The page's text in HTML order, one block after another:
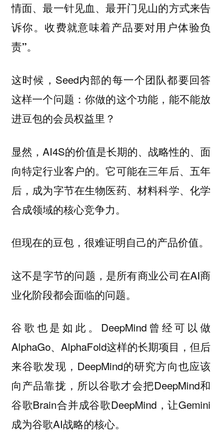
情面、最一针见血、最开门见山的方式来告
诉你。收费就意味着产品要对用户体验负
责”。
这时候，Seed内部的每一个团队都要回答
这样一个问题：你做的这个功能，能不能放
进豆包的会员权益里？
显然，AI4S的价值是长期的、战略性的、面
向特定行业客户的。它可能在三年后、五年
后，成为字节在生物医药、材料科学、化学
合成领域的核心竞争力。
但现在的豆包，很难证明自己的产品价值。
这不是字节的问题，是所有商业公司在AI商
业化阶段都会面临的问题。
谷歌也是如此。DeepMind曾经可以做
AlphaGo、AlphaFold这样的长期项目，但后
来谷歌发现，DeepMind的研究方向也应该
向产品靠拢，所以谷歌才会把DeepMind和
谷歌Brain合并成谷歌DeepMind，让Gemini
成为谷歌AI战略的核心。